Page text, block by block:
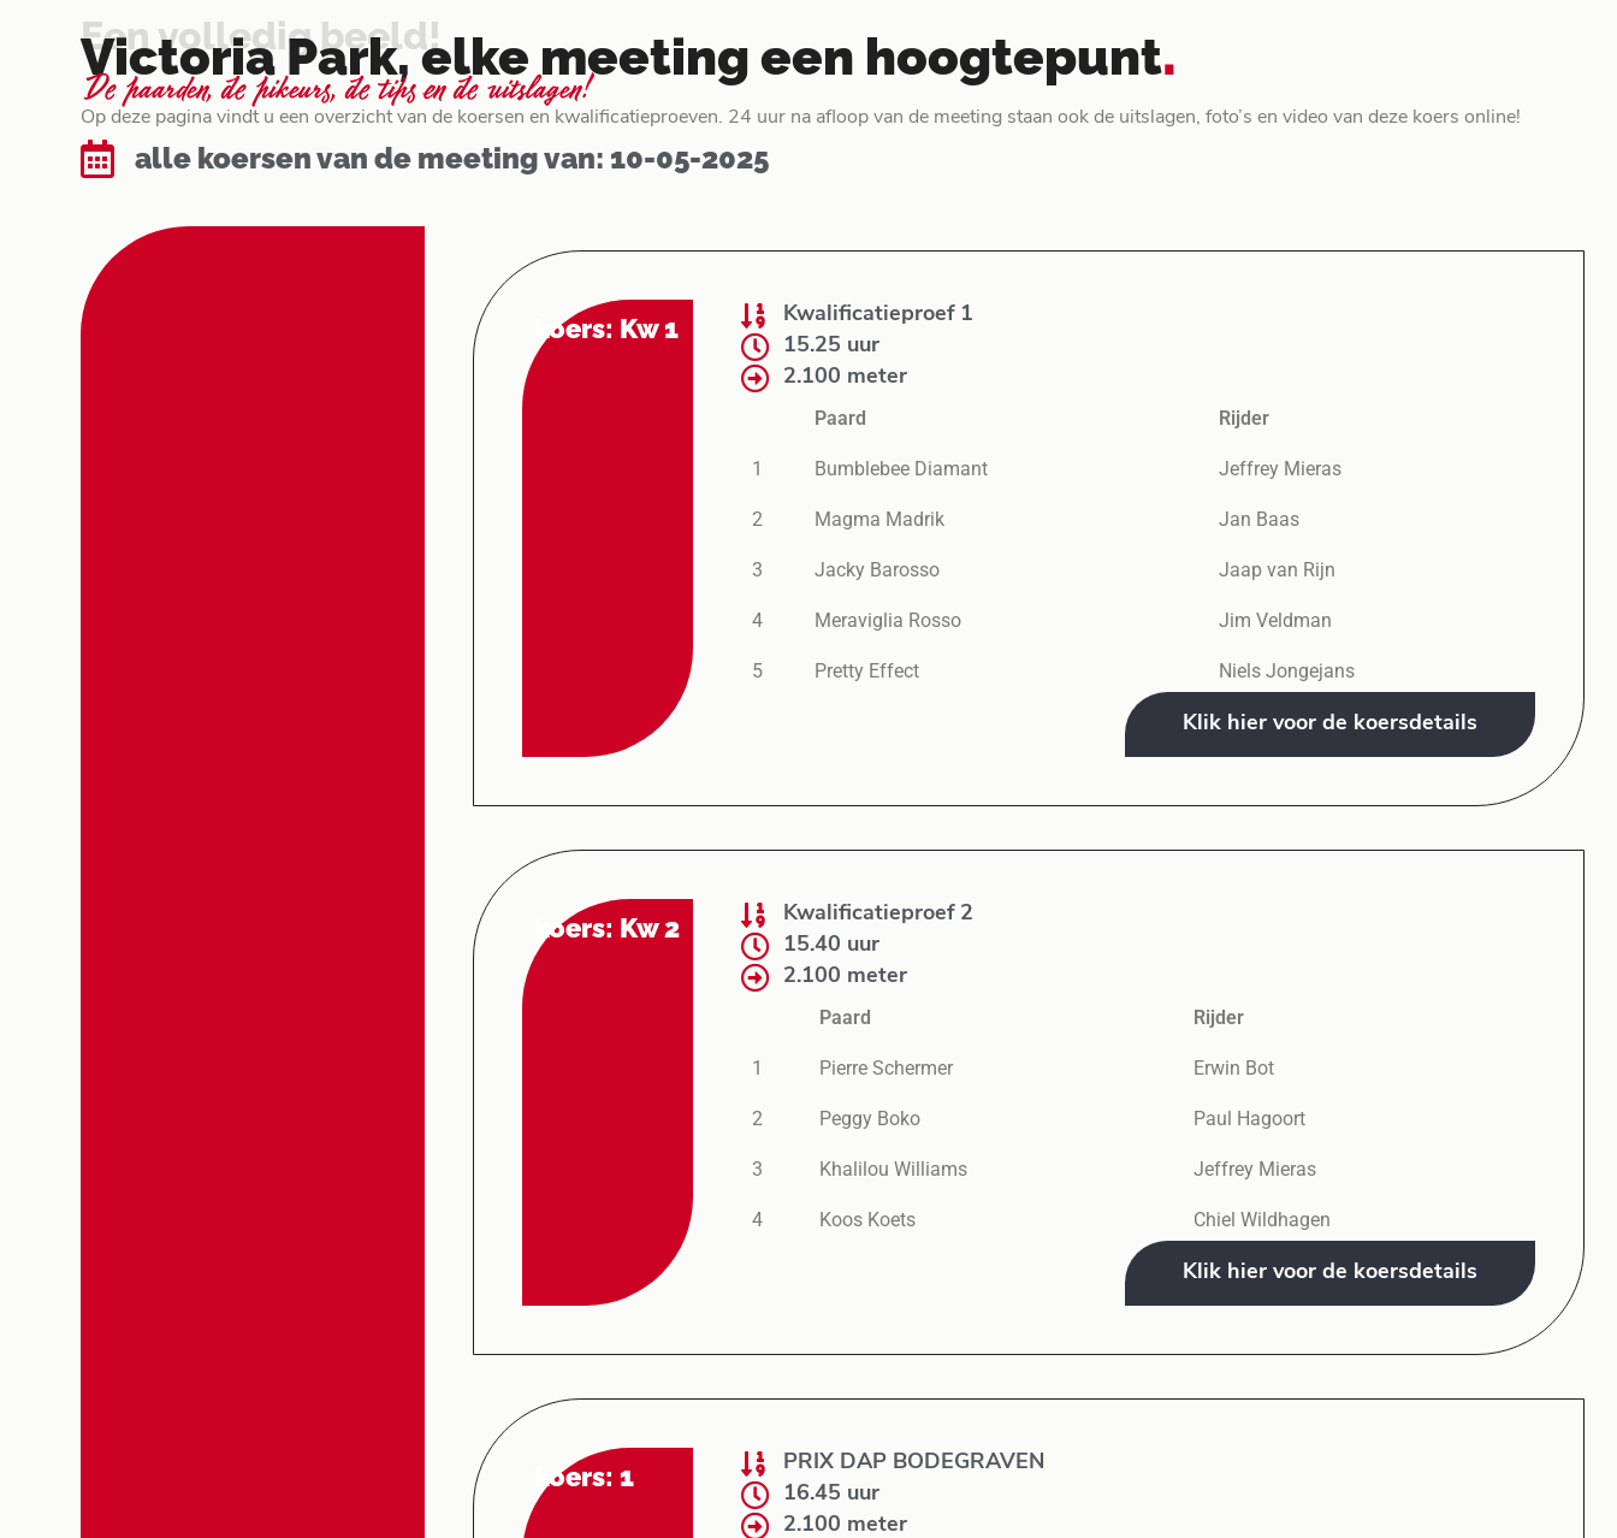
Een volledig beeld!
Victoria Park, elke meeting een hoogtepunt.
De paarden, de pikeurs, de tips en de uitslagen!
Op deze pagina vindt u een overzicht van de koersen en kwalificatieproeven. 24 uur na afloop van de meeting staan ook de uitslagen, foto’s en video van deze koers online!
alle koersen van de meeting van: 10-05-2025
koers: Kw 1
Kwalificatieproef 1
15.25 uur
2.100 meter
Paard
Rijder
1 Bumblebee Diamant Jeffrey Mieras
2 Magma Madrik Jan Baas
3 Jacky Barosso Jaap van Rijn
4 Meraviglia Rosso Jim Veldman
5 Pretty Effect Niels Jongejans
Klik hier voor de koersdetails
koers: Kw 2
Kwalificatieproef 2
15.40 uur
2.100 meter
Paard
Rijder
1 Pierre Schermer Erwin Bot
2 Peggy Boko Paul Hagoort
3 Khalilou Williams Jeffrey Mieras
4 Koos Koets Chiel Wildhagen
Klik hier voor de koersdetails
koers: 1
PRIX DAP BODEGRAVEN
16.45 uur
2.100 meter